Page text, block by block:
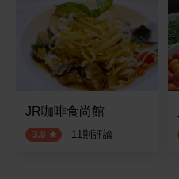
JR咖啡食尚館
3.8 · 11 則評論